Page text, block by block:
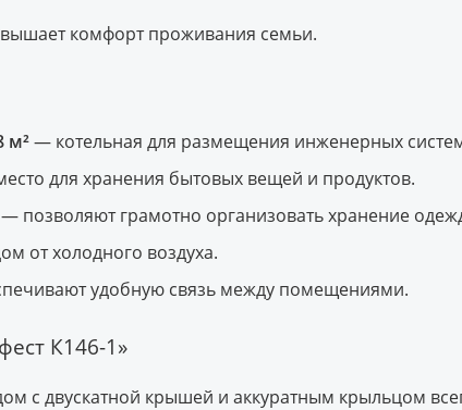
комфорт проживания семьи.
м²— котельная для размещения инженерных
для хранения бытовых вещей и продуктов.
позволяют грамотно организовать хранение
от холодного воздуха.
удобную связь между помещениями.
К146-1»
с двускатной крышей и аккуратным крыльцом